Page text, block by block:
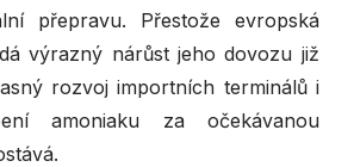
přepravu. Přestože evropská
výrazný nárůst jeho dovozu již
rozvoj importních terminálů i
amoniaku za očekávanou